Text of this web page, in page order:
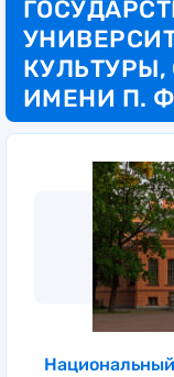
КУЛЬТУРЫ,
ИМЕНИ П.